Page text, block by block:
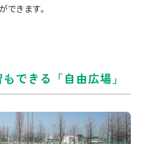
できます。
できる「自由広場」